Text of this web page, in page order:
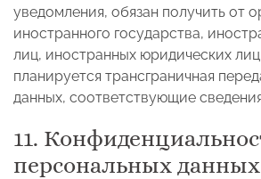
уведомления, обязан получить от
иностранного государства,
лиц, иностранных юридических
планируется трансграничная
данных, соответствующие
11.
персональных данных